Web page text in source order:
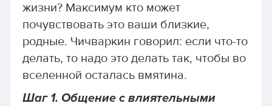
жизни? Максимум кто может
почувствовать это ваши близкие,
родные. Чичваркин говорил: если что-то
делать, то надо это делать так, чтобы во
вселенной осталась вмятина.
Шаг 1. Общение с влиятельными